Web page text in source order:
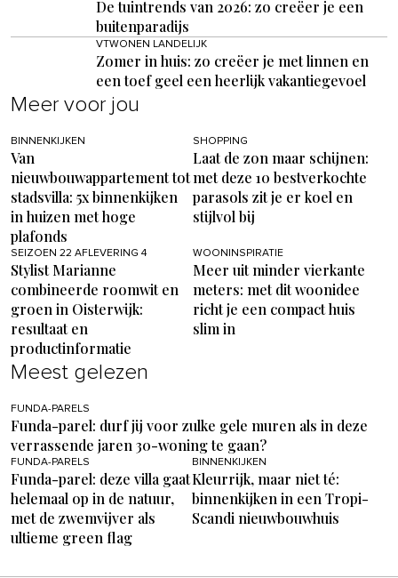
De tuintrends van 2026: zo creëer je een
buitenparadijs
VTWONEN LANDELIJK
Zomer in huis: zo creëer je met linnen en
een toef geel een heerlijk vakantiegevoel
Meer voor jou
BINNENKIJKEN
Van
nieuwbouwappartement tot
stadsvilla: 5x binnenkijken
in huizen met hoge
plafonds
SHOPPING
Laat de zon maar schijnen:
met deze 10 bestverkochte
parasols zit je er koel en
stijlvol bij
SEIZOEN 22 AFLEVERING 4
Stylist Marianne
combineerde roomwit en
groen in Oisterwijk:
resultaat en
productinformatie
WOONINSPIRATIE
Meer uit minder vierkante
meters: met dit woonidee
richt je een compact huis
slim in
Meest gelezen
FUNDA-PARELS
Funda-parel: durf jij voor zulke gele muren als in deze
verrassende jaren 30-woning te gaan?
FUNDA-PARELS
Funda-parel: deze villa gaat
helemaal op in de natuur,
met de zwemvijver als
ultieme green flag
BINNENKIJKEN
Kleurrijk, maar niet té:
binnenkijken in een Tropi-
Scandi nieuwbouwhuis